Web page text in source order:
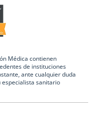
Médica contienen
de instituciones
ante cualquier duda
especialista sanitario